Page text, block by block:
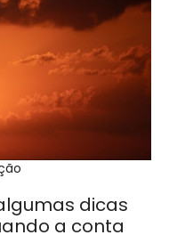
dicas
a conta